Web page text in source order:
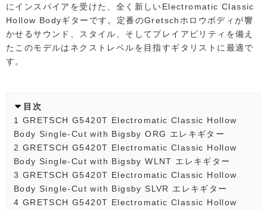
にインスパイアを受けた、全く新しいElectromatic Classic
Hollow Bodyギターです。定番のGretschホロウボディが響
かせるサウンド、スタイル、そしてプレイアビリティを備え
たこのモデルはネクストレベルを目指すギタリストに最適で
す。
目次
1 GRETSCH G5420T Electromatic Classic Hollow
Body Single-Cut with Bigsby ORG エレキギター
2 GRETSCH G5420T Electromatic Classic Hollow
Body Single-Cut with Bigsby WLNT エレキギター
3 GRETSCH G5420T Electromatic Classic Hollow
Body Single-Cut with Bigsby SLVR エレキギター
4 GRETSCH G5420T Electromatic Classic Hollow